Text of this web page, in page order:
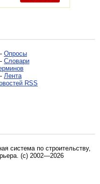
Опросы
Словари
Лента
RSS
система по строительству,
. (c) 2002—2026